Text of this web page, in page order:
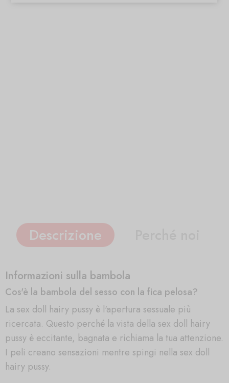
Descrizione
Informazioni sulla bambola
Cos'è la bambola del sesso con la fica pelosa?
La sex doll hairy pussy è l'apertura sessuale più
ricercata. Questo perché la vista della sex doll hairy
pussy è eccitante, bagnata e richiama la tua attenzione.
I peli creano sensazioni mentre spingi nella sex doll
hairy pussy.